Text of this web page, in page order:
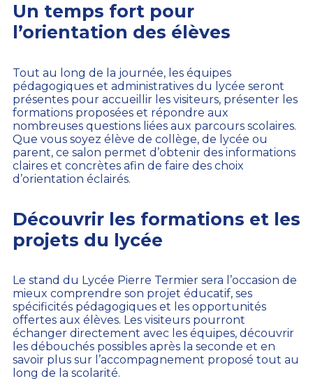
Un temps fort pour
l’orientation des élèves
Tout au long de la journée, les équipes
pédagogiques et administratives du lycée seront
présentes pour accueillir les visiteurs, présenter les
formations proposées et répondre aux
nombreuses questions liées aux parcours scolaires.
Que vous soyez élève de collège, de lycée ou
parent, ce salon permet d’obtenir des informations
claires et concrètes afin de faire des choix
d’orientation éclairés.
Découvrir les formations et les
projets du lycée
Le stand du Lycée Pierre Termier sera l’occasion de
mieux comprendre son projet éducatif, ses
spécificités pédagogiques et les opportunités
offertes aux élèves. Les visiteurs pourront
échanger directement avec les équipes, découvrir
les débouchés possibles après la seconde et en
savoir plus sur l’accompagnement proposé tout au
long de la scolarité.